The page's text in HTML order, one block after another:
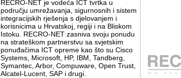
RECRO-NET je vodeća ICT tvrtka u
području umrežavanja, sigurnosnih i sistem
integracijskih rješenja s djelovanjem i
korisnicima u Hrvatskoj, regiji i na Bliskom
Istoku. RECRO-NET zasniva svoju ponudu
na strateškom partnerstvu sa svjetskim
ponuđačima ICT opreme kao što su Cisco
Systems, Microsoft, HP, IBM, Tandberg,
Symantec, Arbor, Compuware, Open Trust,
Alcatel-Lucent, SAP i drugi.